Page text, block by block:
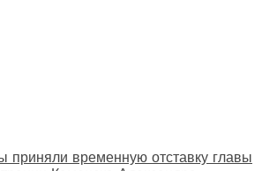
приняли временную отставку главы